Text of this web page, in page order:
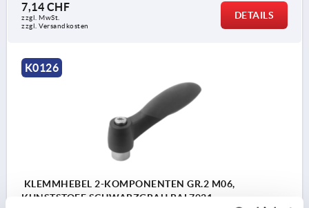
7,14 CHF
zzgl. MwSt.
zzgl. Versandkosten
DETAILS
K0126
KLEMMHEBEL 2-KOMPONENTEN GR.2 M06,
KUNSTSTOFF SCHWARZGRAU RAL7021,